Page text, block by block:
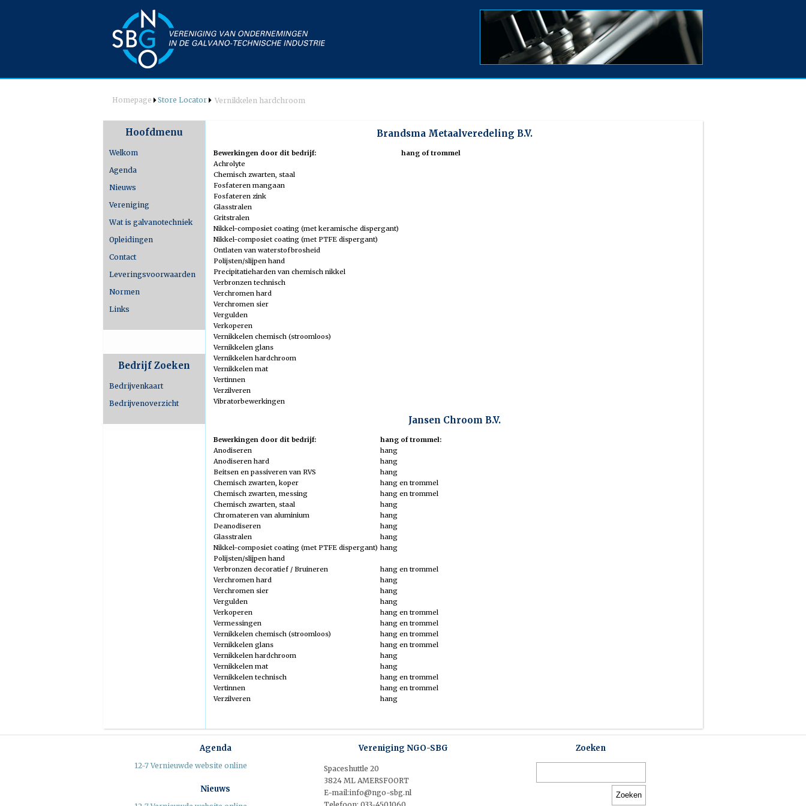
Homepage Store Locator Vernikkelen hardchroom
Hoofdmenu
Welkom
Agenda
Nieuws
Vereniging
Bestuur
Commissie
Techniek
&
PR
Kascontrole
Wat is galvanotechniek
Opleidingen
Contact
Leveringsvoorwaarden
Normen
Links
Bedrijf Zoeken
Bedrijvenkaart
Bedrijvenoverzicht
Brandsma Metaalveredeling B.V.
Bewerkingen door dit bedrijf:
hang of trommel
Achrolyte
Chemisch zwarten, staal
Fosfateren mangaan
Fosfateren zink
Glasstralen
Gritstralen
Nikkel-composiet coating (met keramische dispergant)
Nikkel-composiet coating (met PTFE dispergant)
Ontlaten van waterstofbrosheid
Polijsten/slijpen hand
Precipitatieharden van chemisch nikkel
Verbronzen technisch
Verchromen hard
Verchromen sier
Vergulden
Verkoperen
Vernikkelen chemisch (stroomloos)
Vernikkelen glans
Vernikkelen hardchroom
Vernikkelen mat
Vertinnen
Verzilveren
Vibratorbewerkingen
Jansen Chroom B.V.
Bewerkingen door dit bedrijf:
hang of trommel:
Anodiseren
hang
Anodiseren hard
hang
Beitsen en passiveren van RVS
hang
Chemisch zwarten, koper
hang en trommel
Chemisch zwarten, messing
hang en trommel
Chemisch zwarten, staal
hang
Chromateren van aluminium
hang
Deanodiseren
hang
Glasstralen
hang
Nikkel-composiet coating (met PTFE dispergant) hang
Polijsten/slijpen hand
Verbronzen decoratief / Bruineren
hang en trommel
Verchromen hard
hang
Verchromen sier
hang
Vergulden
hang
Verkoperen
hang en trommel
Vermessingen
hang en trommel
Vernikkelen chemisch (stroomloos)
hang en trommel
Vernikkelen glans
hang en trommel
Vernikkelen hardchroom
hang
Vernikkelen mat
hang
Vernikkelen technisch
hang en trommel
Vertinnen
hang en trommel
Verzilveren
hang
Agenda
12-7 Vernieuwde website online
Nieuws
Vereniging NGO-SBG
Spaceshuttle 20
3824 ML AMERSFOORT
E-mail:info@ngo-sbg.nl
Zoeken